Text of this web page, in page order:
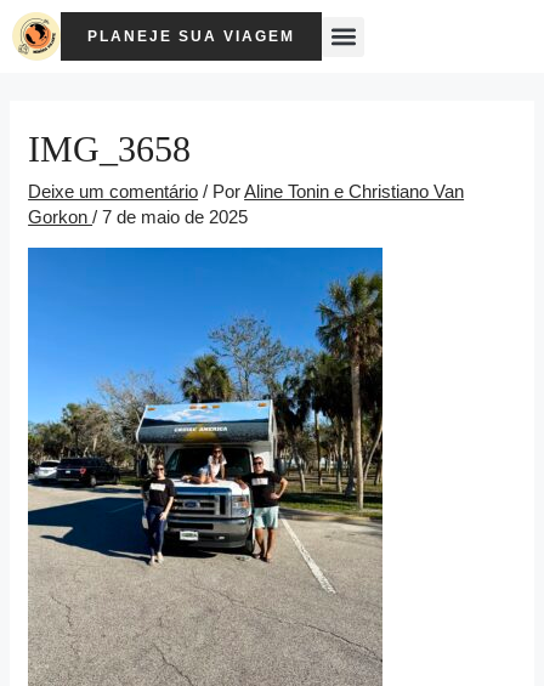
para
PLANEJE SUA VIAGEM Menu
IMG_3658
Deixe um comentário / PorAline Tonin e Christiano Van
Gorkon/7 de maio de 2025
Post
navigation